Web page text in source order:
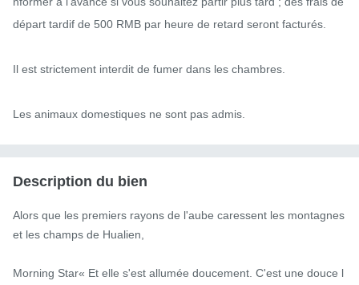
départ tardif de 500 RMB par heure de retard seront facturés.
Il est strictement interdit de fumer dans les chambres.
Les animaux domestiques ne sont pas admis.
Description du bien
Alors que les premiers rayons de l'aube caressent les montagnes
et les champs de Hualien,
Morning Star« Et elle s'est allumée doucement. C'est une douce l